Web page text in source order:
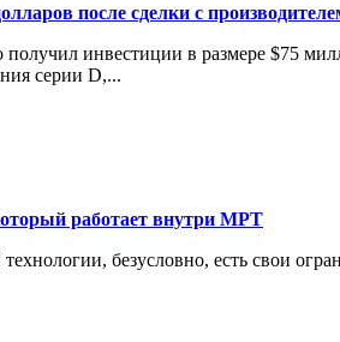
после сделки с
инвестиции в размере $75
серии D,...
работает внутри МРТ
безусловно, есть свои